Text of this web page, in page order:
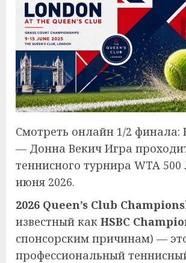
Смотреть онлайн 1/2 финала:
— Донна Векич Игра
теннисного турнира WTA 500
июня 2026.
2026 Queen’s Club
известный как HSBC
спонсорским причинам) —
профессиональный